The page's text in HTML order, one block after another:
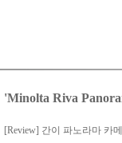
'Minolta Riva
[Review] 간이 파노라마 카